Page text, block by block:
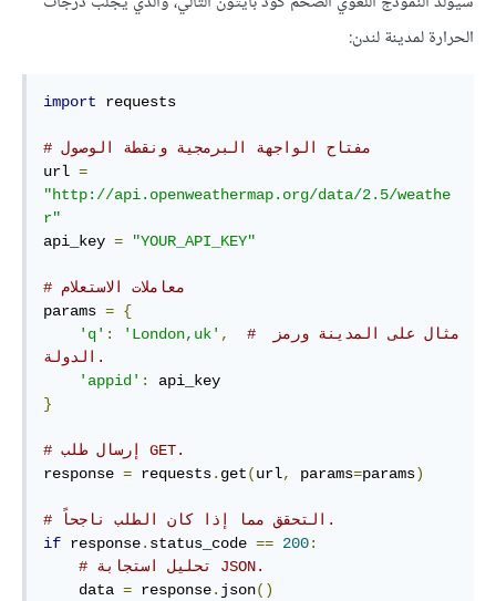
الحرارة لمدينة لندن:
import requests
# مفتاح الواجهة البرمجية ونقطة الوصول
url =
"http://api.openweathermap.org/data/2.5/weathe
r"
api_key = "YOUR_API_KEY"
# معاملات الاستعلام
params = {
'q' : 'London,uk' ,
# مثال على المدينة ورمز
الدولة.
'appid' :
}
# إرسال طلب GET.
response = requests. get(url, params=params)
# التحقق مما إذا كان الطلب ناجحاً.
if response. status_code == 200:
# تحليل استجابة JSON.
    data
= response. json()